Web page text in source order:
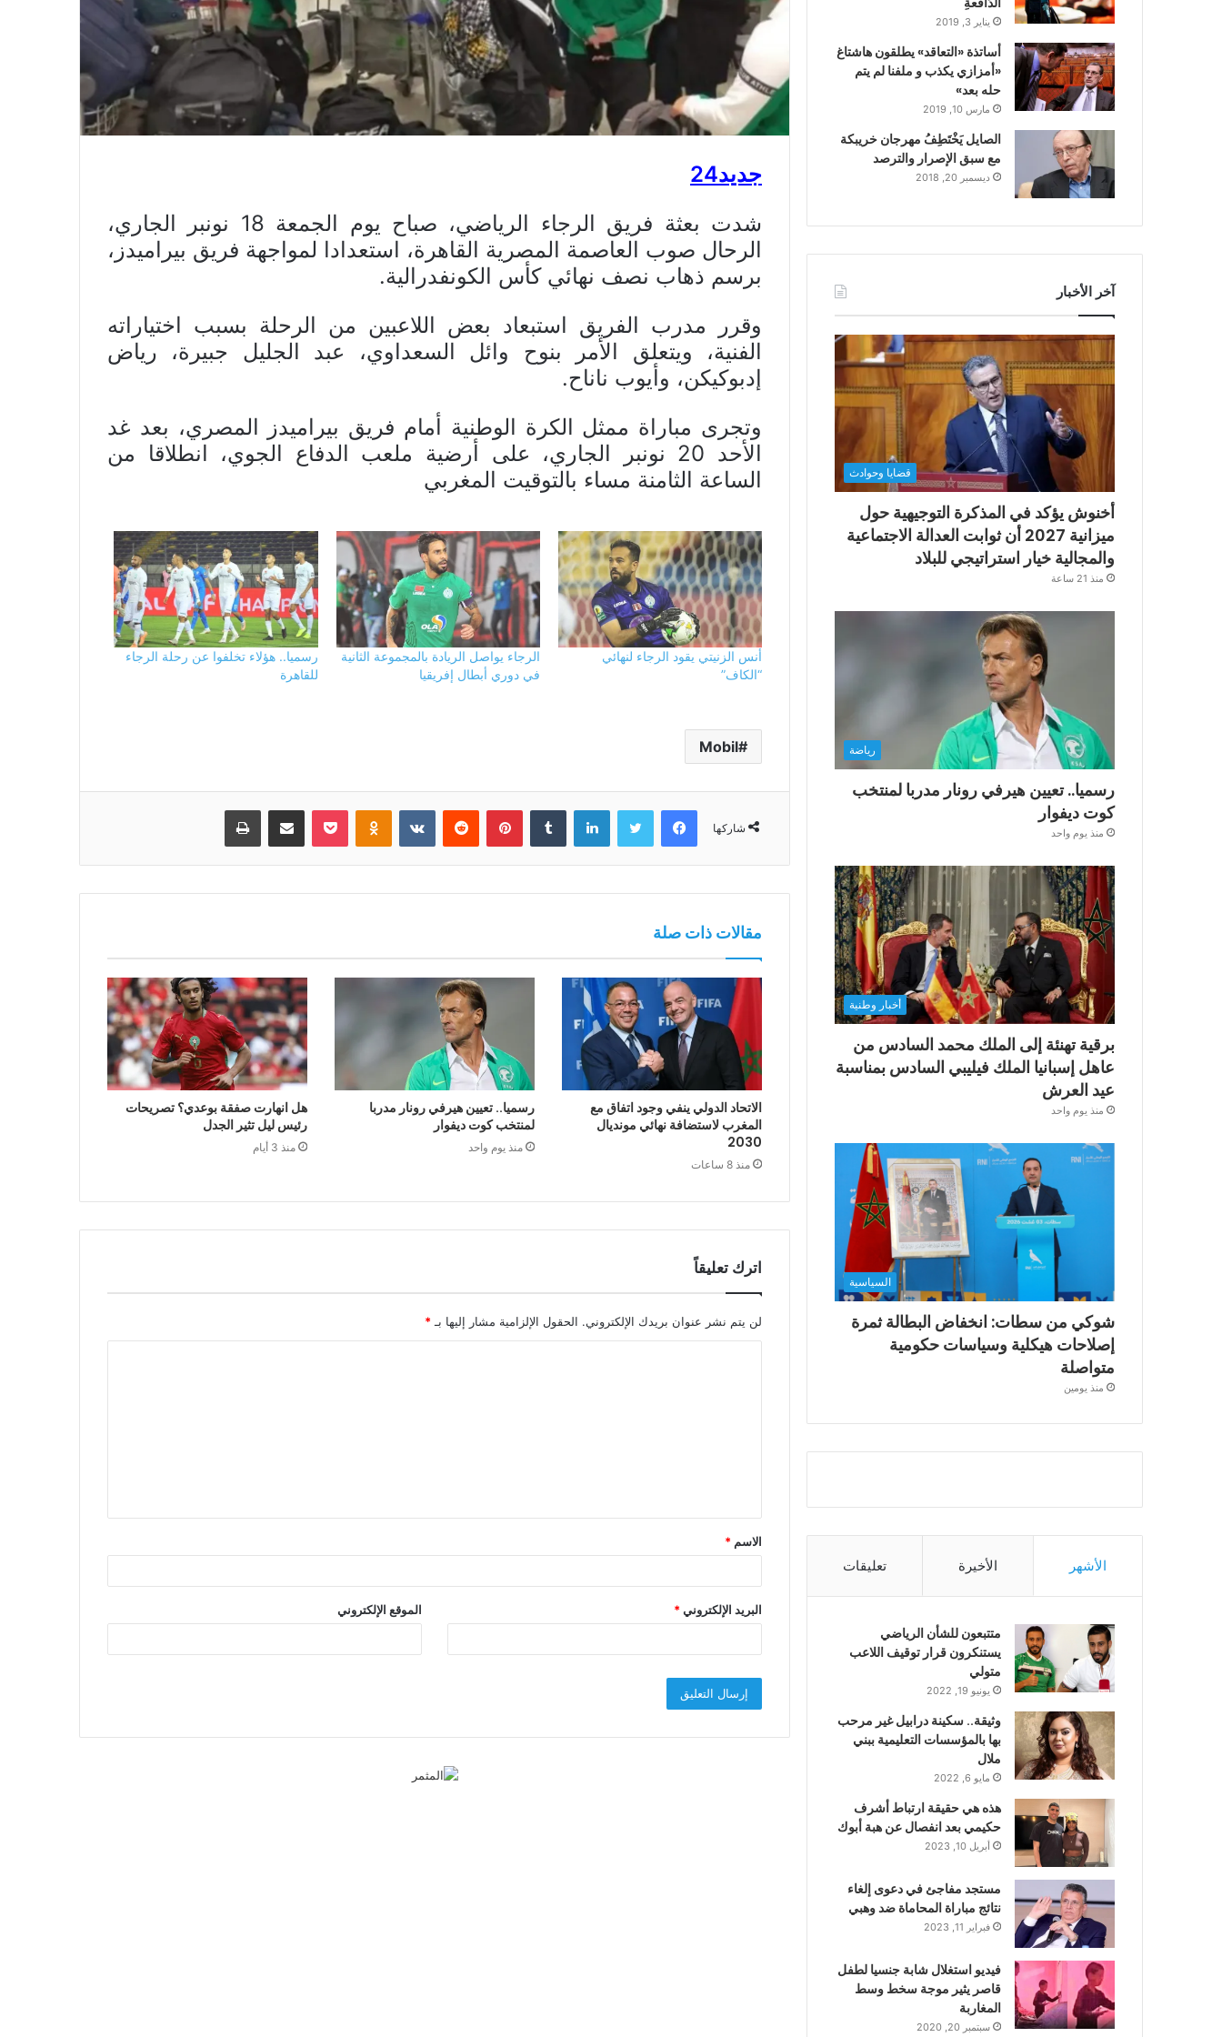
جديد24
شدت بعثة فريق الرجاء الرياضي، صباح يوم الجمعة 18 نونبر الجاري،
الرحال صوب العاصمة المصرية القاهرة، استعدادا لمواجهة فريق بيراميدز،
برسم ذهاب نصف نهائي كأس الكونفدرالية.
وقرر مدرب الفريق استبعاد بعض اللاعبين من الرحلة بسبب اختياراته
الفنية، ويتعلق الأمر بنوح وائل السعداوي، عبد الجليل جبيرة، رياض
إدبوكيكن، وأيوب ناناح.
وتجرى مباراة ممثل الكرة الوطنية أمام فريق بيراميدز المصري، بعد غد
الأحد 20 نونبر الجاري، على أرضية ملعب الدفاع الجوي، انطلاقا من
الساعة الثامنة مساء بالتوقيت المغربي
أنس الزنيتي يقود الرجاء لنهائي
“الكاف”
الرجاء يواصل الريادة بالمجموعة الثانية
في دوري أبطال إفريقيا
رسميا.. هؤلاء تخلفوا عن رحلة الرجاء
للقاهرة
Mobil
شاركها
فيسبوك تويتر لينكدإن بينتيريست Odnoklassniki
بوكيت مشاركة عبر البريد طباعة
مقالات ذات صلة
الاتحاد الدولي ينفي وجود اتفاق مع
المغرب لاستضافة نهائي مونديال
2030
منذ 8 ساعات
رسميا.. تعيين هيرفي رونار مدربا
لمنتخب كوت ديفوار
منذ يوم واحد
هل انهارت صفقة بوعدي؟ تصريحات
رئيس ليل تثير الجدل
منذ 3 أيام
اترك تعليقاً
لن يتم نشر عنوان بريدك الإلكتروني. الحقول الإلزامية مشار إليها بـ*
ق
*
الاسم *
البريد الإلكتروني* الموقع الإلكتروني
يناير 3, 2019
أساتذة «التعاقد» يطلقون هاشتاغ
«أمزازي يكذب و ملفنا لم يتم
حله بعد»
مارس 10, 2019
الصايل يَخْتَطِفُ مهرجان خريبكة
مع سبق الإصرار والترصد
ديسمبر 20, 2018
آخر الأخبار
قضايا وحوادث
أخنوش يؤكد في المذكرة التوجيهية حول
ميزانية 2027 أن ثوابت العدالة الاجتماعية
والمجالية خيار استراتيجي للبلاد
منذ 21 ساعة
رياضة
رسميا.. تعيين هيرفي رونار مدربا لمنتخب
كوت ديفوار
منذ يوم واحد
أخبار وطنية
برقية تهنئة إلى الملك محمد السادس من
عاهل إسبانيا الملك فيليبي السادس بمناسبة
عيد العرش
منذ يوم واحد
السياسية
شوكي من سطات: انخفاض البطالة ثمرة
إصلاحات هيكلية وسياسات حكومية
متواصلة
منذ يومين
الأشهر الأخيرة تعليقات
متتبعون للشأن الرياضي
يستنكرون قرار توقيف اللاعب
متولي
يونيو 19, 2022
وثيقة.. سكينة درابيل غير مرحب
بها بالمؤسسات التعليمية ببني
ملال
مايو 6, 2022
هذه هي حقيقة ارتباط أشرف
حكيمي بعد انفصال عن هبة أبوك
أبريل 10, 2023
مستجد مفاجئ في دعوى إلغاء
نتائج مباراة المحاماة ضد وهبي
فبراير 11, 2023
فيديو استغلال شابة جنسيا لطفل
قاصر يثير موجة سخط وسط
المغاربة
سبتمبر 20, 2020